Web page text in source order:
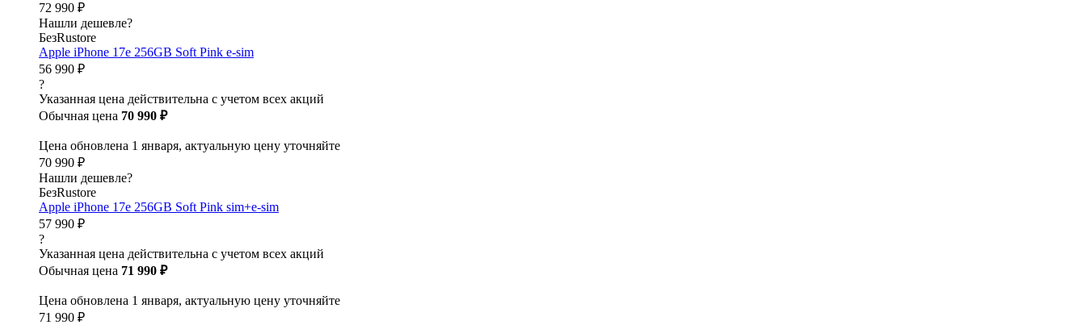
72 990 ₽
Нашли дешевле?
БезRustore
Apple iPhone 17e 256GB Soft Pink e-sim
56 990 ₽
?
Указанная цена действительна с учетом всех акций
Обычная цена 70 990 ₽
Цена обновлена 1 января, актуальную цену уточняйте
70 990 ₽
Нашли дешевле?
БезRustore
Apple iPhone 17e 256GB Soft Pink sim+e-sim
57 990 ₽
?
Указанная цена действительна с учетом всех акций
Обычная цена 71 990 ₽
Цена обновлена 1 января, актуальную цену уточняйте
71 990 ₽